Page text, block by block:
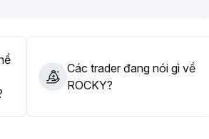
Các trader đang nói gì về
ROCKY?